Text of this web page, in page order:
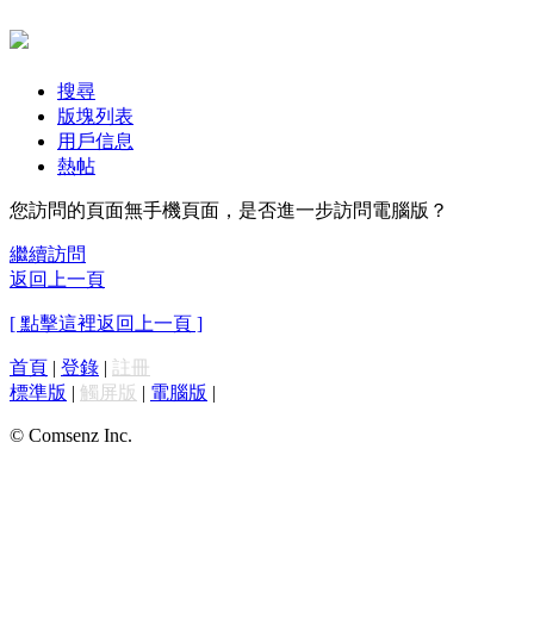
搜尋
版塊列表
用戶信息
熱帖
您訪問的頁面無手機頁面，是否進一步訪問電腦版？
繼續訪問
返回上一頁
[ 點擊這裡返回上一頁 ]
首頁 | 登錄 | 註冊
標準版 | 觸屏版 | 電腦版 |
© Comsenz Inc.